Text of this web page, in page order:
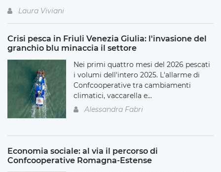
Laura Viviani
Crisi pesca in Friuli Venezia Giulia: l'invasione del
granchio blu minaccia il settore
Nei primi quattro mesi del 2026 pescati
i volumi dell'intero 2025. L'allarme di
Confcooperative tra cambiamenti
climatici, vaccarella e...
Alessandra Fabri
Economia sociale: al via il percorso di
Confcooperative Romagna-Estense